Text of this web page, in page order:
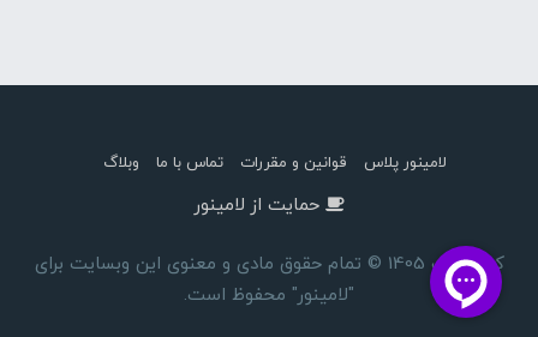
لامینور پلاس قوانین و مقررات تماس با ما وبلاگ
حمایت از لامینور
کپی رایت 1405 © تمام حقوق مادی و معنوی این وبسایت برای
"لامینور" محفوظ است.